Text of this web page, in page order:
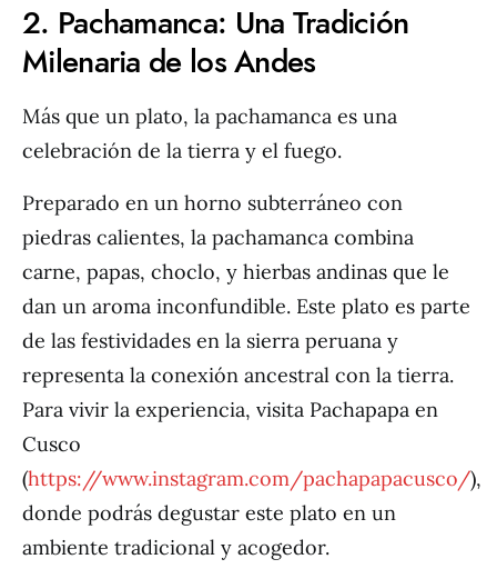
2. Pachamanca: Una Tradición
Milenaria de los Andes
Más que un plato, la pachamanca es una
celebración de la tierra y el fuego.
Preparado en un horno subterráneo con
piedras calientes, la pachamanca combina
carne, papas, choclo, y hierbas andinas que le
dan un aroma inconfundible. Este plato es parte
de las festividades en la sierra peruana y
representa la conexión ancestral con la tierra.
Para vivir la experiencia, visita Pachapapa en
Cusco
(https://www.instagram.com/pachapapacusco/),
donde podrás degustar este plato en un
ambiente tradicional y acogedor.